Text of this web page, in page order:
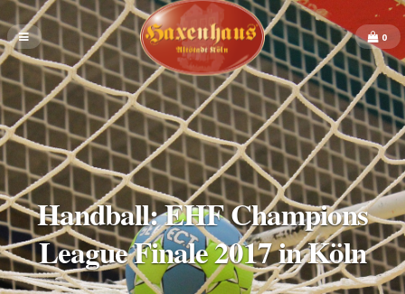
0
Handball: EHF Champions
League Finale 2017 in Köln